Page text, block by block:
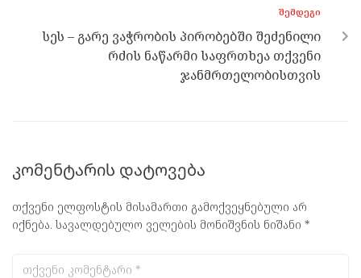
ᲨᲔᲛᲓᲔᲒᲘ
სეს – გარე ვაჭრობის პირობებში შეძენილი
რძის ნაწარმი საფრთხეა თქვენი
ჯანმრთელობისთვის
კომენტარის დატოვება
თქვენი ელფოსტის მისამართი გამოქვეყნებული არ
იქნება. სავალდებულო ველების მონიშვნის ნიშანი *